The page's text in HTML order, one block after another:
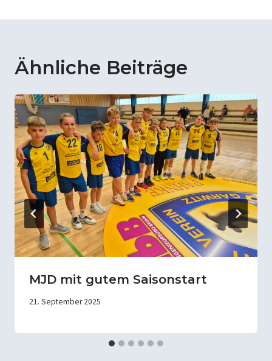
Ähnliche Beiträge
MJD mit gutem Saisonstart
21. September 2025